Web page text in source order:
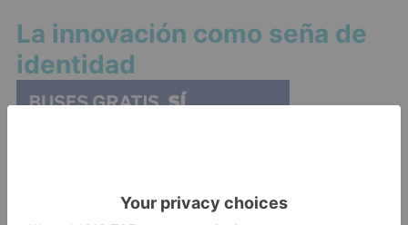
La innovación como seña de
identidad